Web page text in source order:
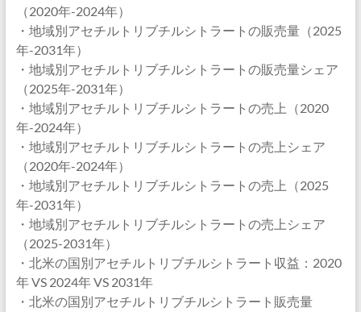
（2020年-2024年）
・地域別アセチルトリブチルシトラートの販売量（2025
年-2031年）
・地域別アセチルトリブチルシトラートの販売量シェア
（2025年-2031年）
・地域別アセチルトリブチルシトラートの売上（2020
年-2024年）
・地域別アセチルトリブチルシトラートの売上シェア
（2020年-2024年）
・地域別アセチルトリブチルシトラートの売上（2025
年-2031年）
・地域別アセチルトリブチルシトラートの売上シェア
（2025-2031年）
・北米の国別アセチルトリブチルシトラート収益：2020
年 VS 2024年 VS 2031年
・北米の国別アセチルトリブチルシトラート販売量